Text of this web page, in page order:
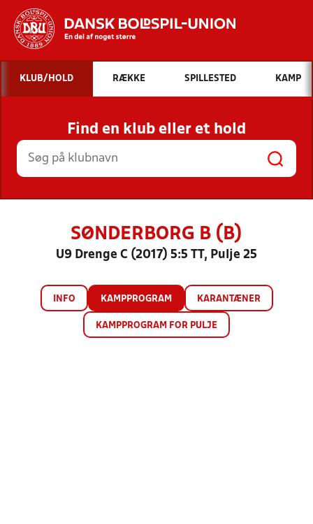
Hvad vil du søge efter?
INDHOLD OG NYHEDER
STILLINGER, RESULTATER, KLUBBER OG
HOLD
KLUB/HOLD RÆKKE SPILLESTED KAMP
Find en klub eller et hold
SØNDERBORG B (B)
U9 Drenge C (2017) 5:5 TT, Pulje 25
INFO KAMPPROGRAM KARANTÆNER
KAMPPROGRAM FOR PULJE